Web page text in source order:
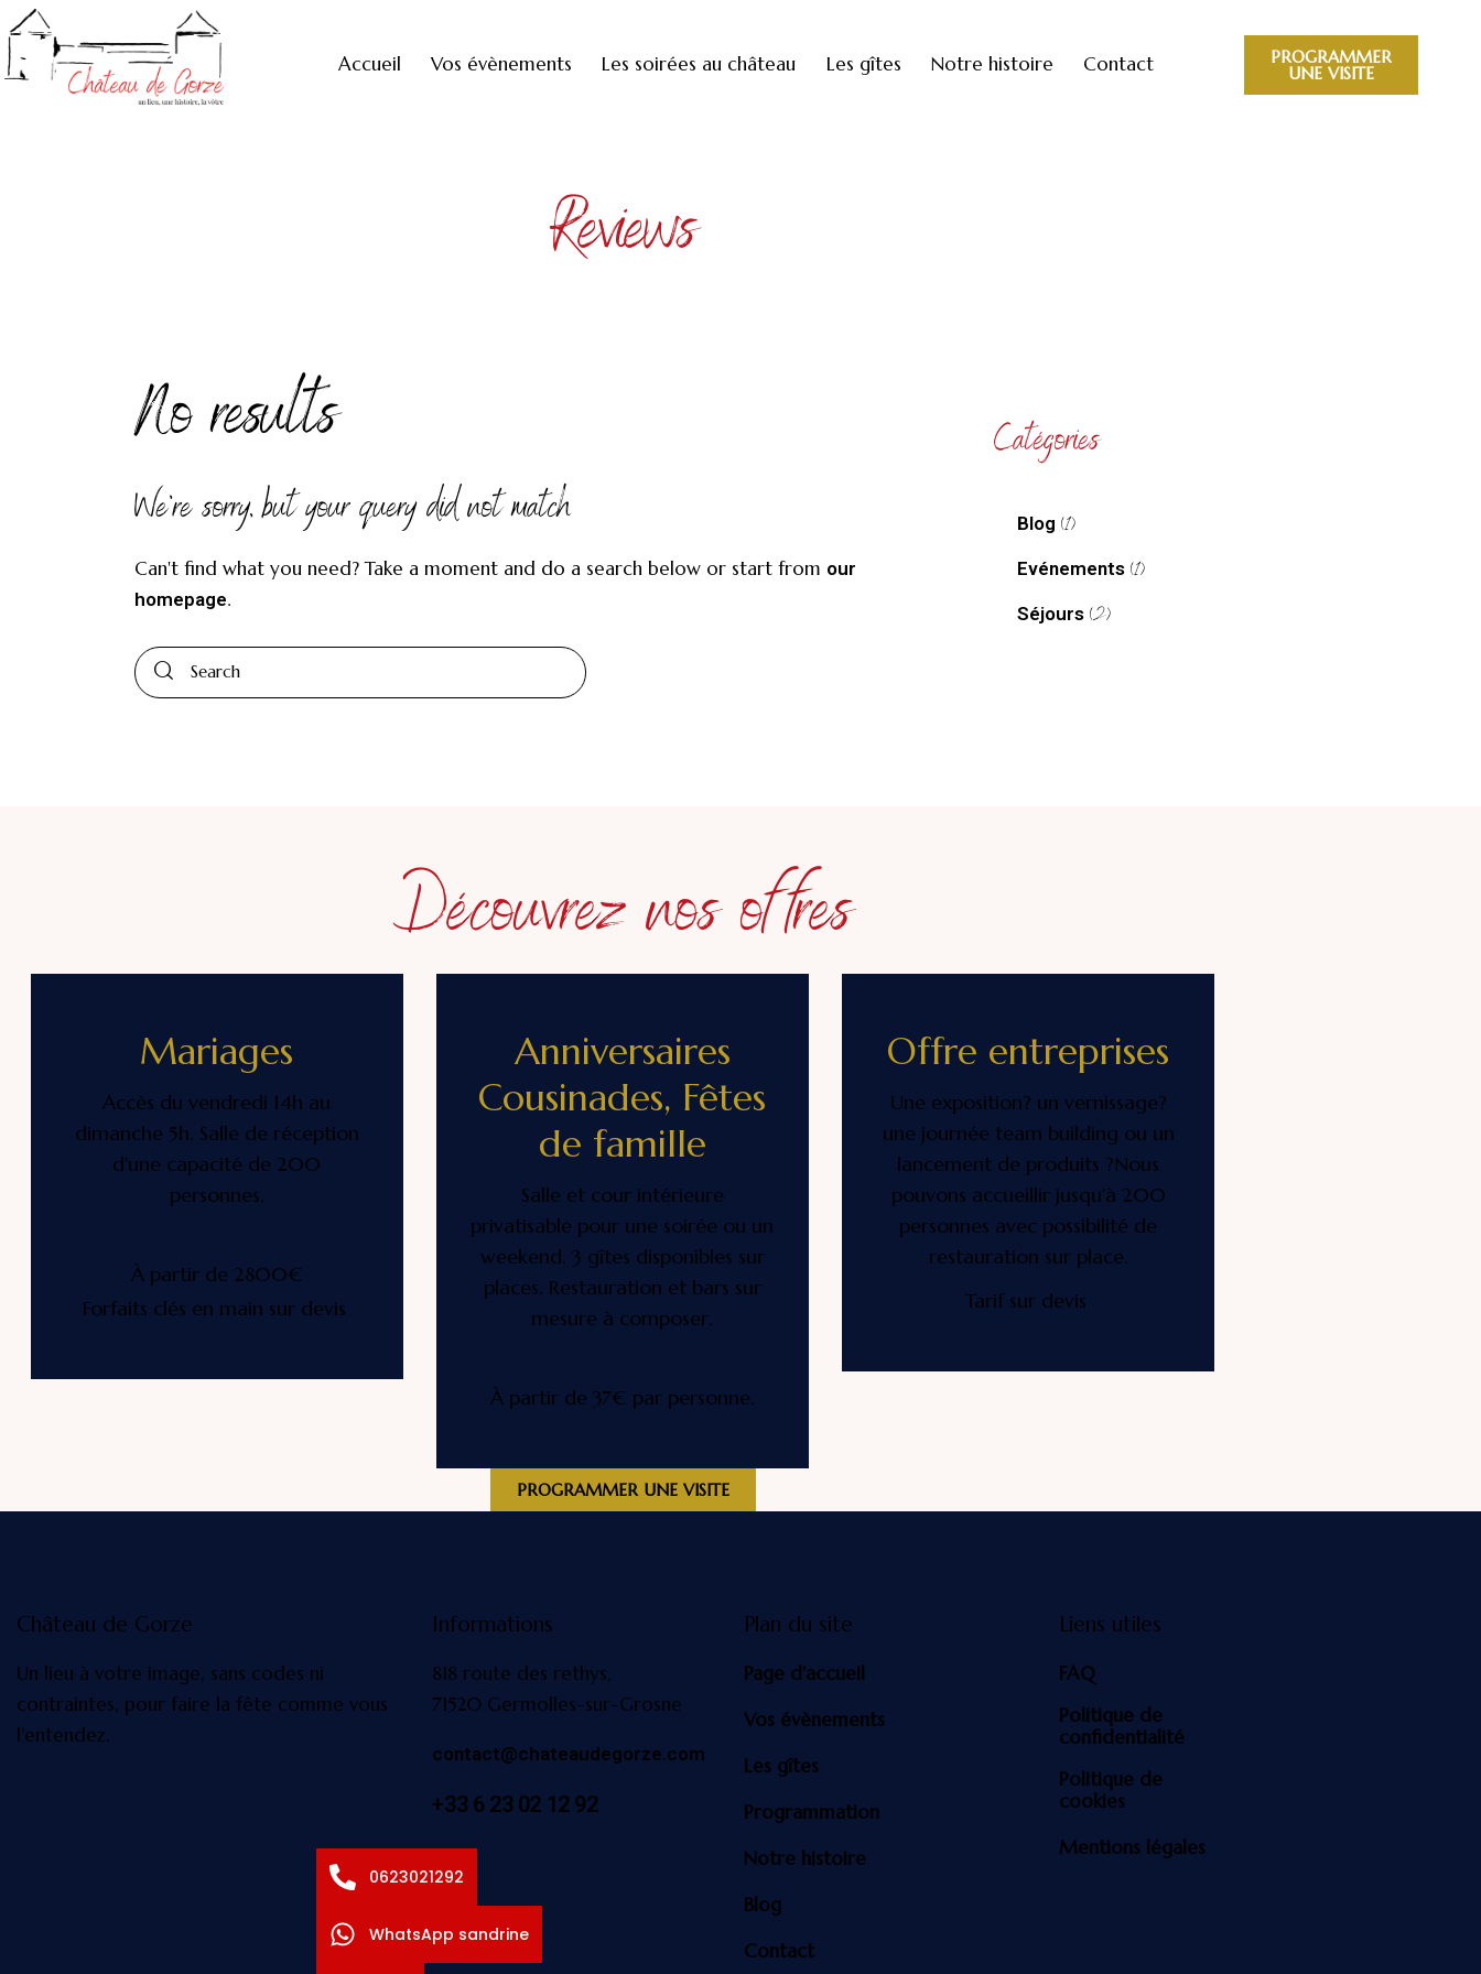
Accueil Vos évènements Les soirées au château Les gîtes Notre histoire Contact PROGRAMMER
UNE VISITE
Reviews
No results
We're sorry, but your query did not match
Can't find what you need? Take a moment and do a search below or start from our
homepage.
Catégories
Blog (1)
Evénements(1)
Séjours(2)
Découvrez nos offres
Mariages
Accès du vendredi 14h au
dimanche 5h. Salle de réception
d'une capacité de 200
personnes.
À partir de 2800€
Forfaits clés en main sur devis
Anniversaires
Cousinades, Fêtes
de famille
Salle et cour intérieure
privatisable pour une soirée ou un
weekend. 3 gîtes disponibles sur
places. Restauration et bars sur
mesure à composer.
À partir de 37€ par personne.
Offre entreprises
Une exposition? un vernissage?
une journée team building ou un
lancement de produits ?Nous
pouvons accueillir jusqu'à 200
personnes avec possibilité de
restauration sur place.
Tarif sur devis
PROGRAMMER UNE VISITE
Château de Gorze
Un lieu à votre image, sans codes ni
contraintes, pour faire la fête comme vous
l’entendez.
Informations
818 route des rethys,
71520 Germolles-sur-Grosne
contact@chateaudegorze.com
+33 6 23 02 12 92
Plan du site
Page d'accueil
Vos évènements
Les gîtes
Programmation
Notre histoire
Blog
Contact
Liens utiles
FAQ
Politique de
confidentialité
Politique de
cookies
Mentions légales
0623021292
WhatsApp sandrine